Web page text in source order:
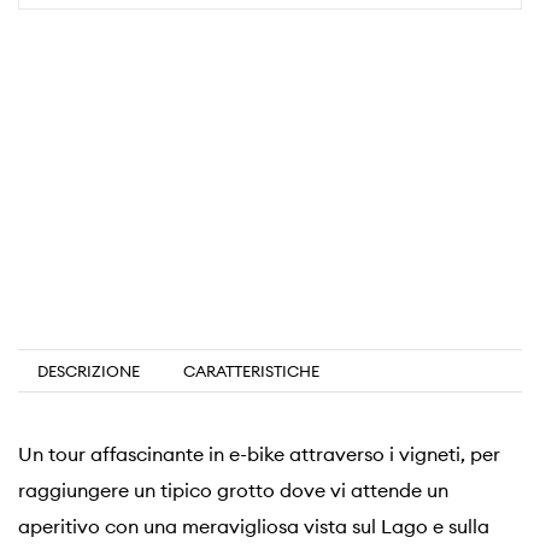
DESCRIZIONE CARATTERISTICHE
Un tour affascinante in e-bike attraverso i vigneti, per
raggiungere un tipico grotto dove vi attende un
aperitivo con una meravigliosa vista sul Lago e sulla